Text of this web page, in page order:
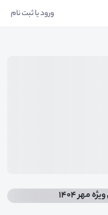
ورود یا ثبت نام